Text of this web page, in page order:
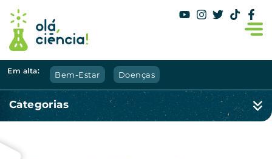
Em alta: Bem-Estar Doenças
Categorias